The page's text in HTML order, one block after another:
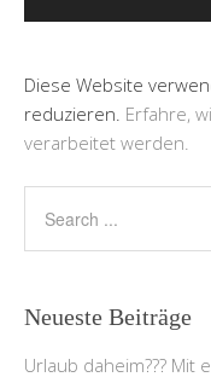
Diese Website
reduzieren. Erfahre,
verarbeitet werden.
Neueste Beiträge
Urlaub daheim??? Mit